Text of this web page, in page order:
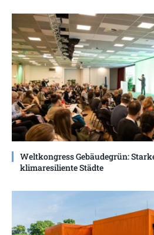
Weltkongress Gebäudegrün:
klimaresiliente Städte